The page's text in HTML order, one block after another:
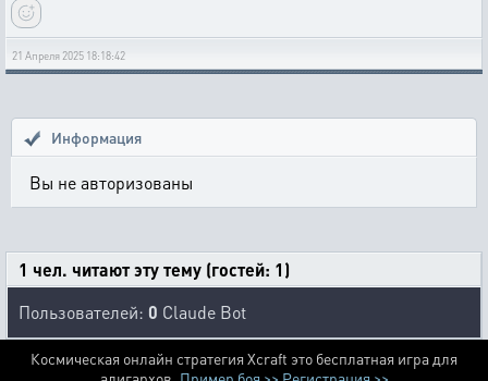
21 Апреля 2025 18:18:42
Информация
Вы не авторизованы
1 чел. читают эту тему (гостей: 1)
Пользователей: 0 Claude Bot
Космическая онлайн стратегия Xcraft это бесплатная игра для